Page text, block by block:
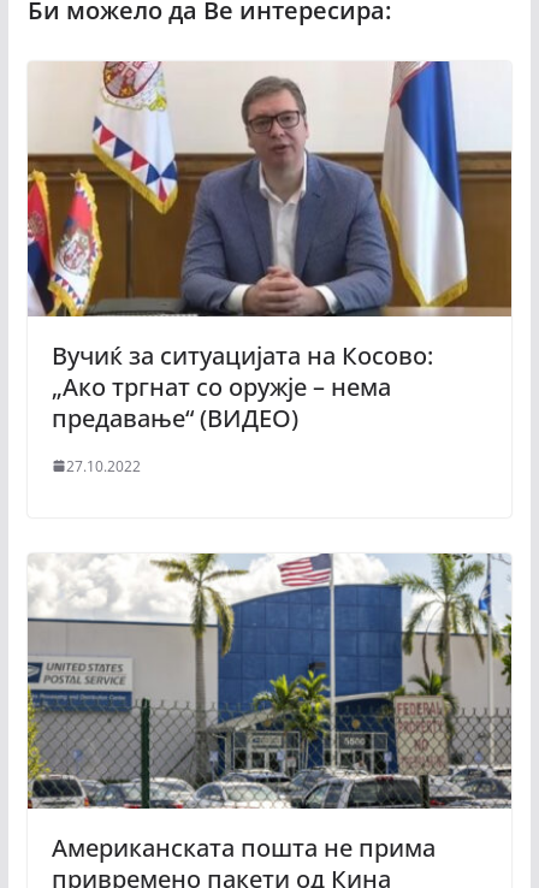
Вучиќ за ситуацијата на Косово:
„Ако тргнат со оружје – нема
предавање“ (ВИДЕО)
27.10.2022
Американската пошта не прима
привремено пакети од Кина